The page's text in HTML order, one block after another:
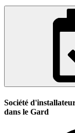
Société
dans le Gard